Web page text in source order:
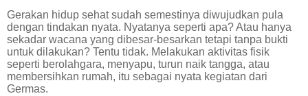
Gerakan hidup sehat sudah semestinya diwujudkan pula
dengan tindakan nyata. Nyatanya seperti apa? Atau hanya
sekadar wacana yang dibesar-besarkan tetapi tanpa bukti
untuk dilakukan? Tentu tidak. Melakukan aktivitas fisik
seperti berolahgara, menyapu, turun naik tangga, atau
membersihkan rumah, itu sebagai nyata kegiatan dari
Germas.